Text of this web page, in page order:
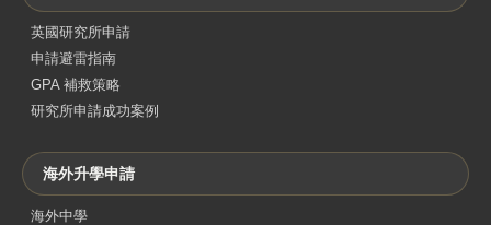
英國研究所申請
申請避雷指南
GPA 補救策略
研究所申請成功案例
海外升學申請
海外中學